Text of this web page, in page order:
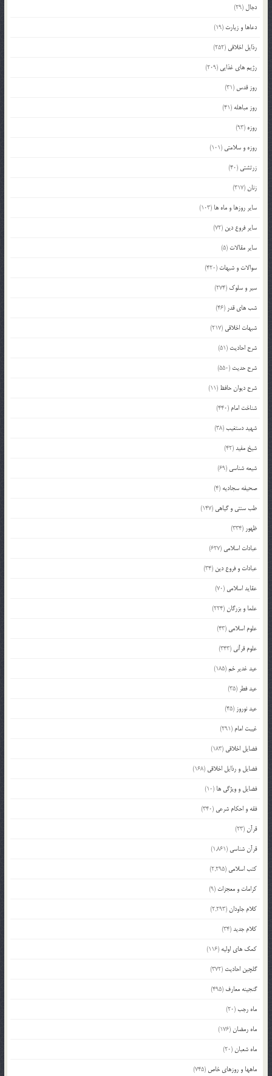
دجال (29)
دعاها و زیارت (19)
رذایل اخلاقی (252)
رژیم های غذایی (209)
روز قدس (31)
روز مباهله (41)
روزه (93)
روزه و سلامتی (101)
زرتشتی (40)
زنان(317)
سایر روزها و ماه ها (103)
سایر فروع دین (72)
سایر مقالات (5)
سوالات و شبهات (420)
سیر و سلوک (274)
شب های قدر (46)
شبهات اخلاقی (217)
شرح احادیث (51)
شرح حدیث (550)
شرح دیوان حافظ (11)
شناخت امام (440)
شهید دستغیب(38)
شیخ مفید(42)
شیعه شناسی (69)
صحیفه سجادیه (4)
طب سنتی و گیاهی (147)
ظهور (334)
عبادات اسلامی (627)
عبادات و فروع دین (34)
عقاید اسلامی (70)
علما و بزرگان(224)
علوم اسلامی (43)
علوم قرآنی (343)
عید غدیر خم(185)
عید فطر (35)
عید نوروز (45)
غیبت امام (291)
فضایل اخلاقی (183)
فضایل و رذایل اخلاقی (168)
فضایل و ویژگی ها (10)
فقه و احکام شرعی (340)
قرآن(23)
قرآن شناسی (1,861)
کتب اسلامی (2,295)
کرامات و معجزات (9)
کلام جاودان(2,293)
کلام جدید(34)
کمک های اولیه (116)
گلچین احادیث (372)
گنجینه معارف (495)
ماه رجب(20)
ماه رمضان(176)
ماه شعبان(20)
ماهها و روزهای خاص (745)